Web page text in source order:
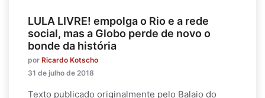
LULA LIVRE! empolga o Rio e a rede
social, mas a Globo perde de novo o
bonde da história
por Ricardo Kotscho
31 de julho de 2018
Texto publicado originalmente pelo Balaio do